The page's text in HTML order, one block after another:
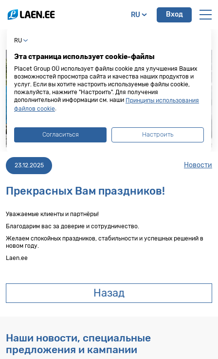
RU Вход
23.12.2025 Новости
Прекрасных Вам праздников!
Уважаемые клиенты и партнёры!
Благодарим вас за доверие и сотрудничество.
Желаем спокойных праздников, стабильности и успешных решений в
новом году
Laen.ee
Назад
Наши новости, специальные
предложения и кампании
RU
Эта страница использует cookie-файлы
Placet Group OÜ использует файлы cookie для улучшения Ваших
возможностей просмотра сайта и качества наших продуктов и
услуг. Если вы хотите настроить используемые файлы cookie,
пожалуйста, нажмите "Настроить". Для получения
дополнительной информации см. наши Принципы использования
файлов cookie
Согласиться Настроить